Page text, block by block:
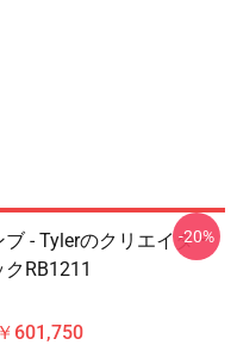
- Tylerのクリエイター
RB1211
601,750
-20%